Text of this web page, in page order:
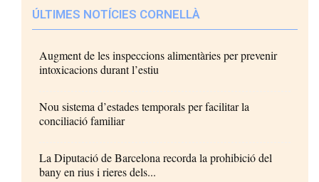
ÚLTIMES NOTÍCIES CORNELLÀ
Augment de les inspeccions alimentàries per prevenir
intoxicacions durant l’estiu
Nou sistema d’estades temporals per facilitar la
conciliació familiar
La Diputació de Barcelona recorda la prohibició del
bany en rius i rieres dels...